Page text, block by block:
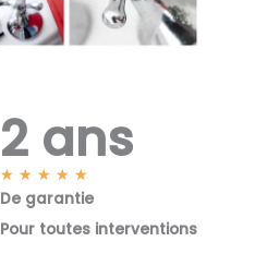
2 ans
★ ★ ★ ★ ★
o
De garantie
Pour toutes interventions